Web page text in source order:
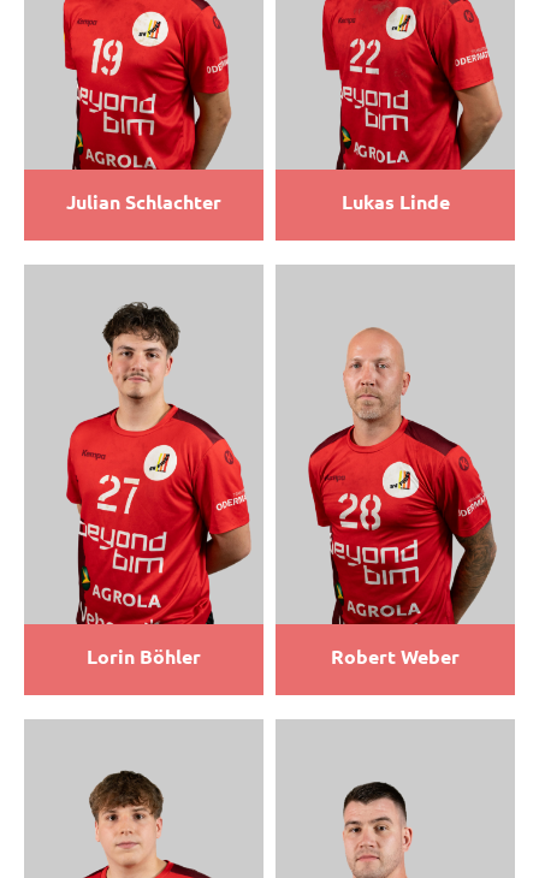
Julian Schlachter Lukas Linde
Lorin Böhler Robert Weber